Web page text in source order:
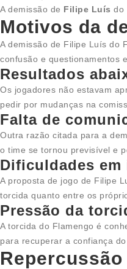
A demissão de Filipe Luís do
Motivos da
A demissão de Filipe Luís do
confusão e questionamentos
Resultados
Os jogadores não estavam
pedir por mudanças na
Falta de
Outra razão citada para a
o time se tornou previsível e
Dificuldades
A proposta de jogo de Filipe
torcida quanto entre os
Pressão da
A torcida do Flamengo é
para recuperar a confiança